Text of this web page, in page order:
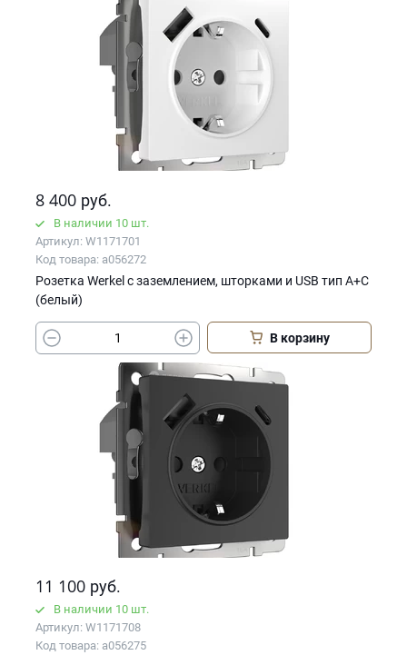
8 400 руб.
В наличии 10 шт.
Артикул: W1171701
Код товара: a056272
Розетка Werkel с заземлением, шторками и USB тип A+C
(белый)
В корзину
11 100 руб.
В наличии 10 шт.
Артикул: W1171708
Код товара: a056275